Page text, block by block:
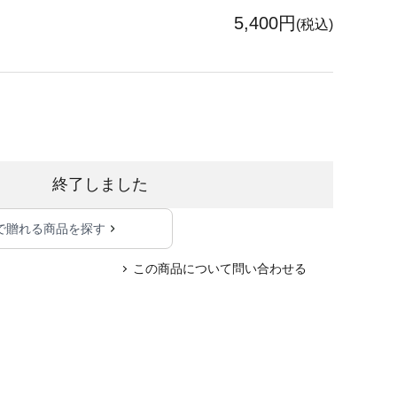
5,400円 (税込)
終了しました
贈れる商品を探す
この商品について問い合わせる